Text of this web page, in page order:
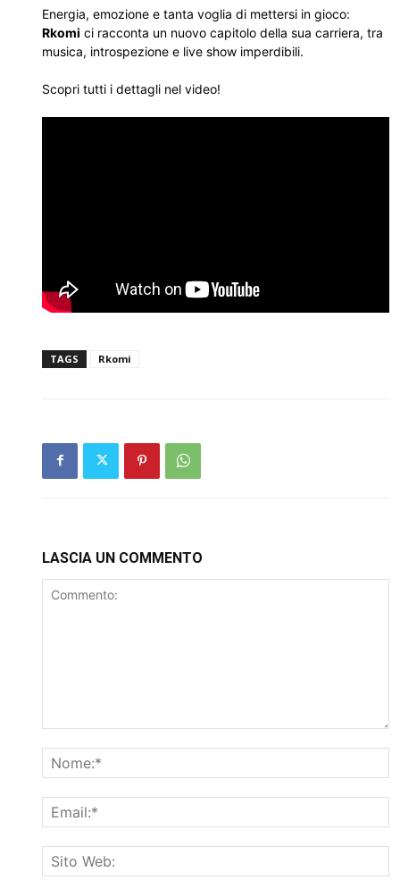
Energia, emozione e tanta voglia di mettersi in gioco:
Rkomi ci racconta un nuovo capitolo della sua carriera, tra
musica, introspezione e live show imperdibili.
Scopri tutti i dettagli nel video!
TAGS Rkomi
LASCIA UN COMMENTO